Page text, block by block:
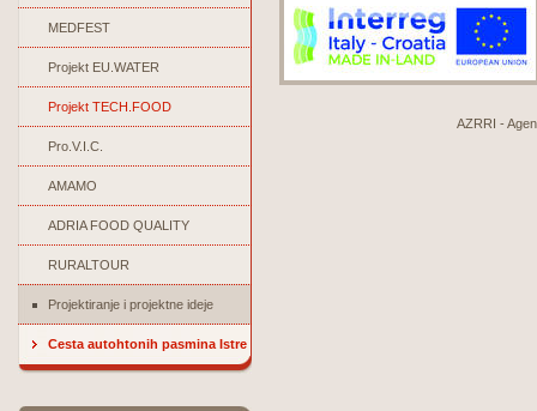
MEDFEST
Projekt EU.WATER
Projekt TECH.FOOD
Pro.V.I.C.
AMAMO
ADRIA FOOD QUALITY
RURALTOUR
Projektiranje i projektne ideje
Cesta autohtonih pasmina Istre
AZRRI -